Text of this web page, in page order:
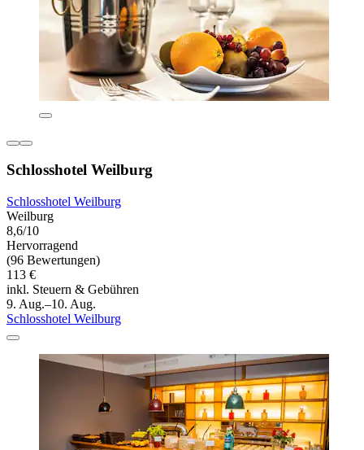
Schlosshotel Weilburg
Schlosshotel Weilburg
Weilburg
8,6/10
Hervorragend
(96 Bewertungen)
113 €
inkl. Steuern & Gebühren
9. Aug.–10. Aug.
Schlosshotel Weilburg